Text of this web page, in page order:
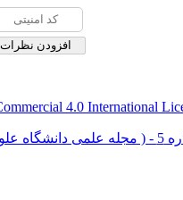
4.0 International